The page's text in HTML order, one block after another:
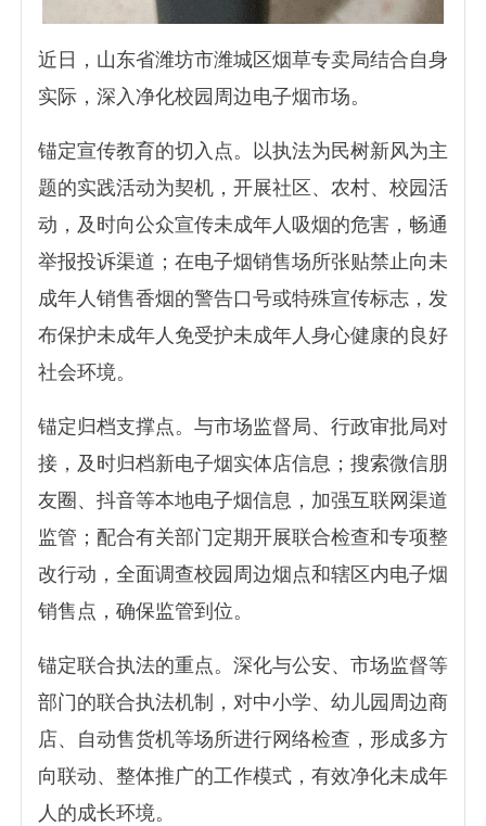
近日，山东省潍坊市潍城区烟草专卖局结合自身
实际，深入净化校园周边电子烟市场。
锚定宣传教育的切入点。以执法为民树新风为主
题的实践活动为契机，开展社区、农村、校园活
动，及时向公众宣传未成年人吸烟的危害，畅通
举报投诉渠道；在电子烟销售场所张贴禁止向未
成年人销售香烟的警告口号或特殊宣传标志，发
布保护未成年人免受护未成年人身心健康的良好
社会环境。
锚定归档支撑点。与市场监督局、行政审批局对
接，及时归档新电子烟实体店信息；搜索微信朋
友圈、抖音等本地电子烟信息，加强互联网渠道
监管；配合有关部门定期开展联合检查和专项整
改行动，全面调查校园周边烟点和辖区内电子烟
销售点，确保监管到位。
锚定联合执法的重点。深化与公安、市场监督等
部门的联合执法机制，对中小学、幼儿园周边商
店、自动售货机等场所进行网络检查，形成多方
向联动、整体推广的工作模式，有效净化未成年
人的成长环境。